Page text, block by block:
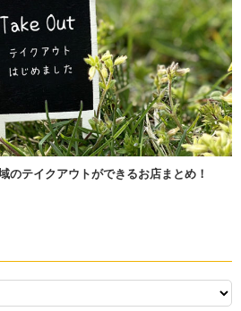
のテイクアウトができるお店まとめ！